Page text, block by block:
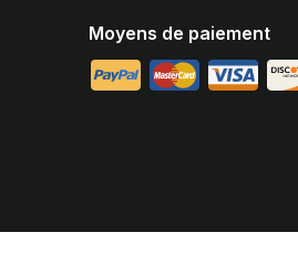
Moyens de paiement